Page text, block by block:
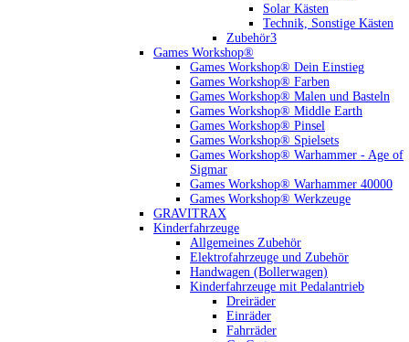
Solar Kästen
Technik, Sonstige Kästen
Zubehör3
Games Workshop®
Games Workshop® Dein Einstieg
Games Workshop® Farben
Games Workshop® Malen und Basteln
Games Workshop® Middle Earth
Games Workshop® Pinsel
Games Workshop® Spielsets
Games Workshop® Warhammer - Age of
Sigmar
Games Workshop® Warhammer 40000
Games Workshop® Werkzeuge
GRAVITRAX
Kinderfahrzeuge
Allgemeines Zubehör
Elektrofahrzeuge und Zubehör
Handwagen (Bollerwagen)
Kinderfahrzeuge mit Pedalantrieb
Dreiräder
Einräder
Fahrräder